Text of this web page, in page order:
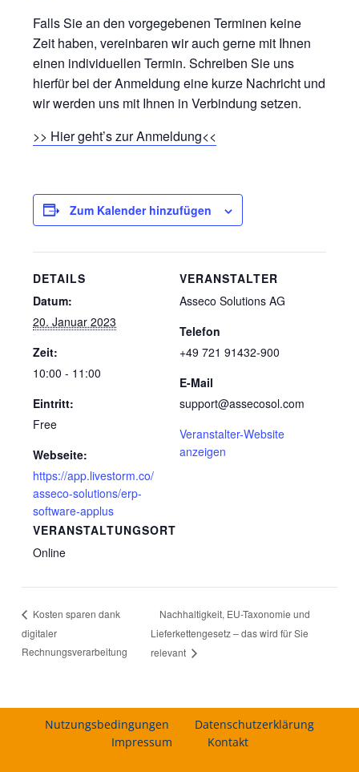
Falls Sie an den vorgegebenen Terminen keine
Zeit haben, vereinbaren wir auch gerne mit Ihnen
einen individuellen Termin. Schreiben Sie uns
hierfür bei der Anmeldung eine kurze Nachricht und
wir werden uns mit Ihnen in Verbindung setzen.
>> Hier geht’s zur Anmeldung<<
Zum Kalender hinzufügen
DETAILS
Datum:
20. Januar 2023
Zeit:
10:00 - 11:00
Eintritt:
Free
Webseite:
https://app.livestorm.co/
asseco-solutions/erp-
software-applus
VERANSTALTUNGSORT
Online
VERANSTALTER
Asseco Solutions AG
Telefon
+49 721 91432-900
E-Mail
support@assecosol.com
Veranstalter-Website
anzeigen
Kosten sparen dank
digitaler
Rechnungsverarbeitung
Nachhaltigkeit, EU-Taxonomie und
Lieferkettengesetz – das wird für Sie
relevant
Nutzungsbedingungen
Datenschutzerklärung
Impressum
Kontakt